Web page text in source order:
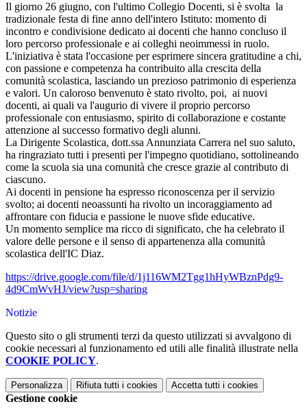
Il giorno 26 giugno, con l'ultimo Collegio Docenti, si è svolta la
tradizionale festa di fine anno dell'intero Istituto: momento di
incontro e condivisione dedicato ai docenti che hanno concluso il
loro percorso professionale e ai colleghi neoimmessi in ruolo.
L'iniziativa è stata l'occasione per esprimere sincera gratitudine a chi,
con passione e competenza ha contribuito alla crescita della
comunità scolastica, lasciando un prezioso patrimonio di esperienza
e valori. Un caloroso benvenuto è stato rivolto, poi, ai nuovi
docenti, ai quali va l'augurio di vivere il proprio percorso
professionale con entusiasmo, spirito di collaborazione e costante
attenzione al successo formativo degli alunni.
La Dirigente Scolastica, dott.ssa Annunziata Carrera nel suo saluto,
ha ringraziato tutti i presenti per l'impegno quotidiano, sottolineando
come la scuola sia una comunità che cresce grazie al contributo di
ciascuno.
Ai docenti in pensione ha espresso riconoscenza per il servizio
svolto; ai docenti neoassunti ha rivolto un incoraggiamento ad
affrontare con fiducia e passione le nuove sfide educative.
Un momento semplice ma ricco di significato, che ha celebrato il
valore delle persone e il senso di appartenenza alla comunità
scolastica dell'IC Diaz.
https://drive.google.com/file/d/1j116WM2Tgg1hHyWBznPdg9-
4d9CmWvHJ/view?usp=sharing
Notizie
Questo sito o gli strumenti terzi da questo utilizzati si avvalgono di
cookie necessari al funzionamento ed utili alle finalità illustrate nella
COOKIE POLICY.
Personalizza Rifiuta tutti i cookies Accetta tutti i cookies
Gestione cookie